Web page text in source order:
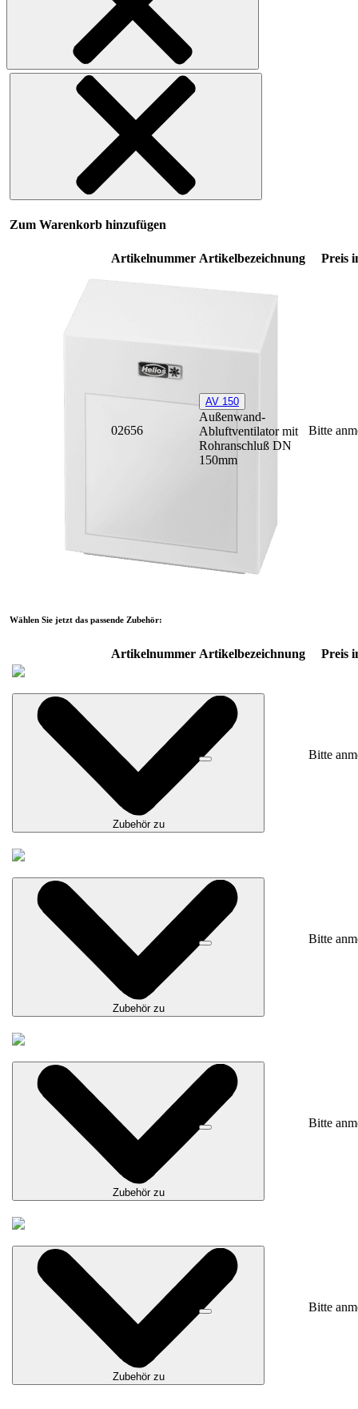
Zum Warenkorb hinzufügen
Artikelnummer Artikelbezeichnung Preis
02656
AV 150
Außenwand-
Abluftventilator mit
Rohranschluß DN
150mm
Bitte
Wählen Sie jetzt das passende Zubehör:
Artikelnummer Artikelbezeichnung Preis
Zubehör zu
Bitte
Zubehör zu
Bitte
Zubehör zu
Bitte
Zubehör zu
Bitte